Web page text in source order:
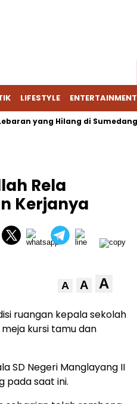
LIFESTYLE ENTERTAINMENT
yang Hilang di Sumedang
Rela
Kerjanya
A A A
ruangan kepala sekolah
kursi tamu dan
SD Negeri Manglayang II
pada saat ini.